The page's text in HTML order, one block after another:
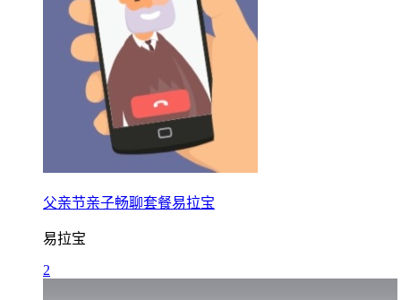
父亲节亲子畅聊套餐易拉宝
易拉宝
2